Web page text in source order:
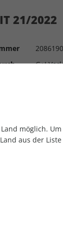
21/2022
2086190
G+J
möglich.
aus der